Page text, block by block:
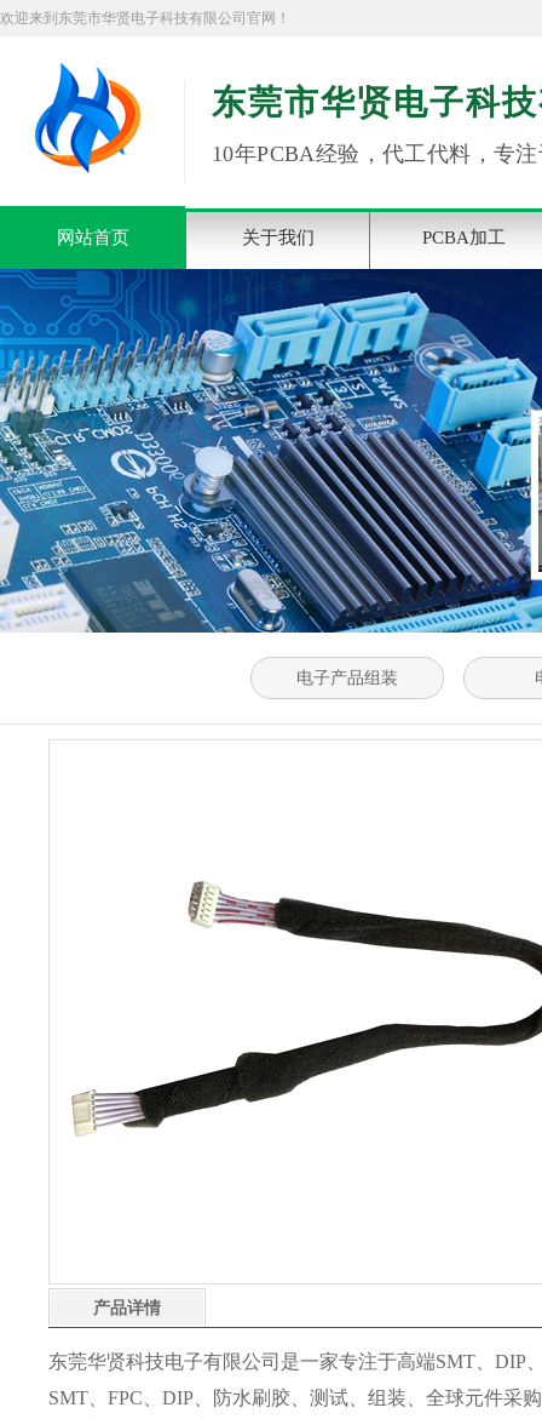
欢迎来到东莞市华贤电子科技有限公司官网！
东莞市华贤电子科
10年PCBA经验，代工代料，专
网站首页 关于我们 PCBA加工
电子产品组装
产品详情
东莞华贤科技电子有限公司是一家专注于高端SMT、DIP
SMT、FPC、DIP、防水刷胶、测试、组装、全球元件采